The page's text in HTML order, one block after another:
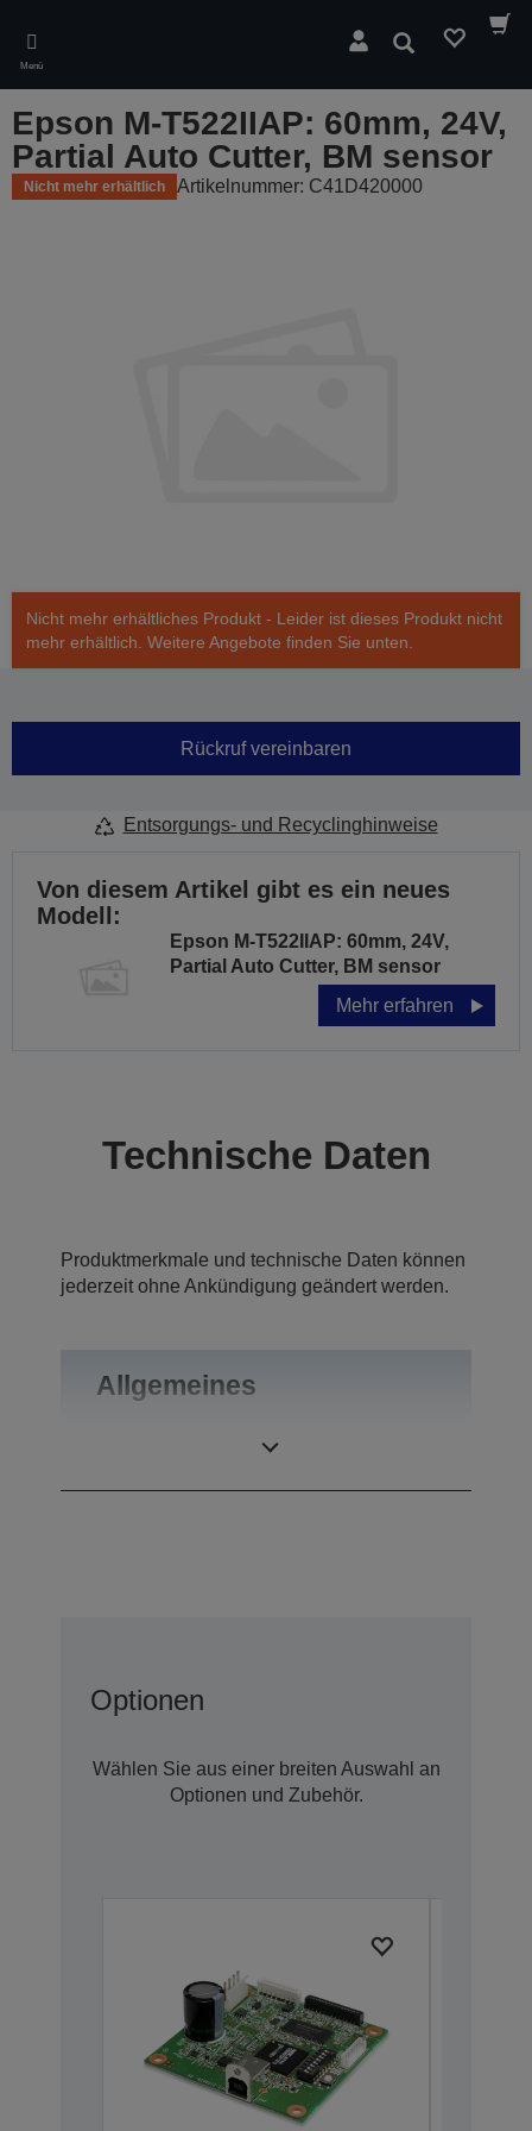
main
content
Menü
Suchen
Epson M-T522IIAP: 60mm, 24V,
Partial Auto Cutter, BM sensor
Nicht mehr erhältlich Artikelnummer: C41D420000
Nicht mehr erhältliches Produkt - Leider ist dieses Produkt nicht
mehr erhältlich. Weitere Angebote finden Sie unten.
Rückruf vereinbaren
Entsorgungs- und Recyclinghinweise
Von diesem Artikel gibt es ein neues
Modell:
Epson M-T522IIAP: 60mm, 24V,
Partial Auto Cutter, BM sensor
Mehr erfahren
Technische Daten
Produktmerkmale und technische Daten können
jederzeit ohne Ankündigung geändert werden.
Allgemeines
Optionen
Wählen Sie aus einer breiten Auswahl an
Optionen und Zubehör.